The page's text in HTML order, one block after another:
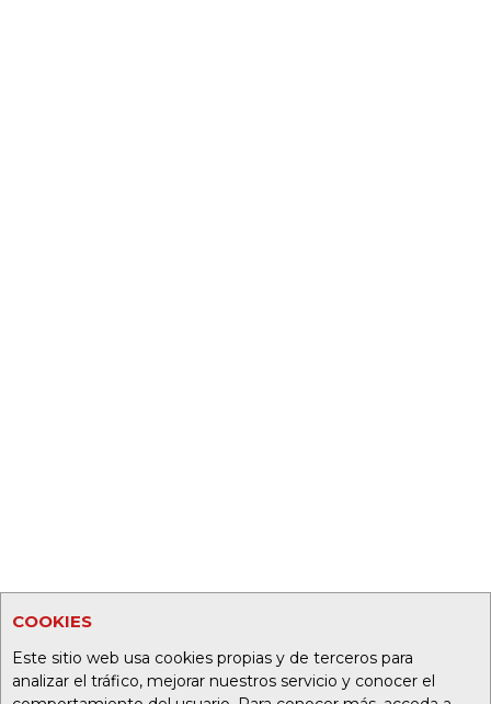
COOKIES
Este sitio web usa cookies propias y de terceros para
analizar el tráfico, mejorar nuestros servicio y conocer el